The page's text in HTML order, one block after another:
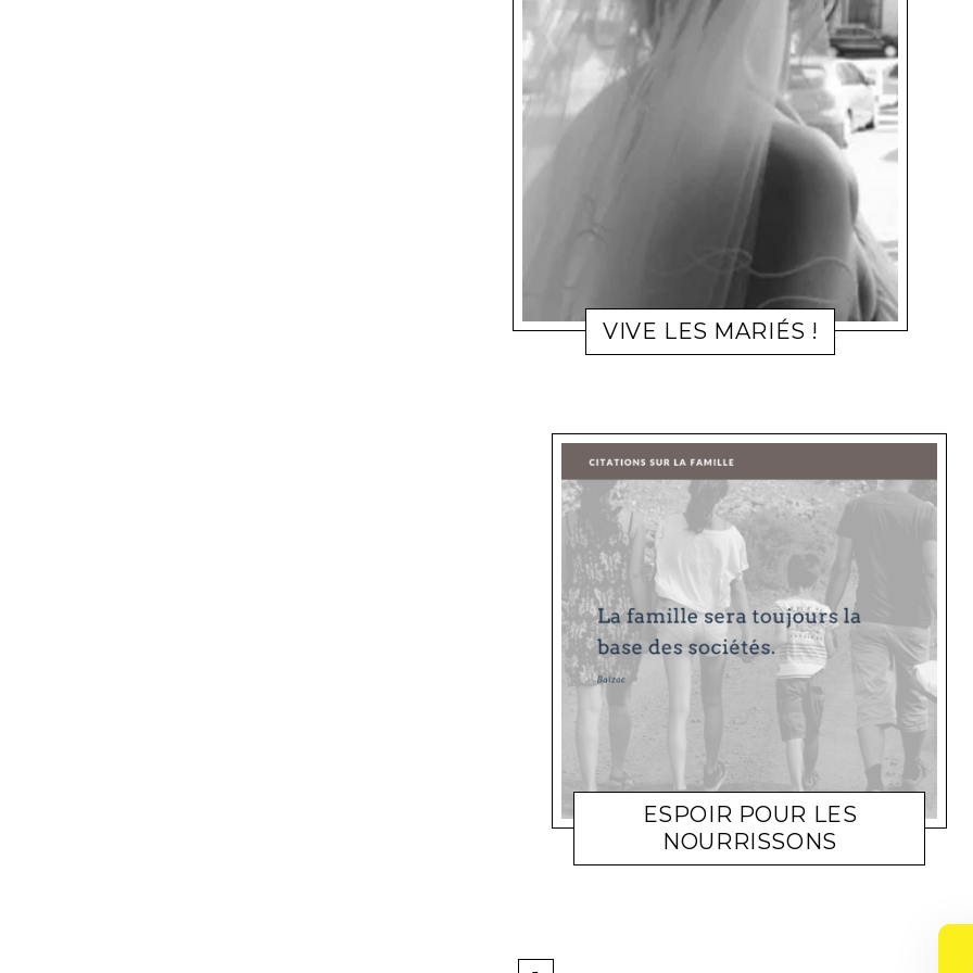
VIVE LES MARIÉS !
FAMILLE CLOUUB 21 MAI 2012
ESPOIR POUR LES
NOURRISSONS
FAMILLE JENNIFER 30 NOVEMBRE 2011